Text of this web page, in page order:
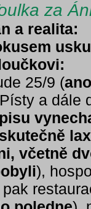
za
a realita:
25/9 (ano
a dále
včetně
),
pak